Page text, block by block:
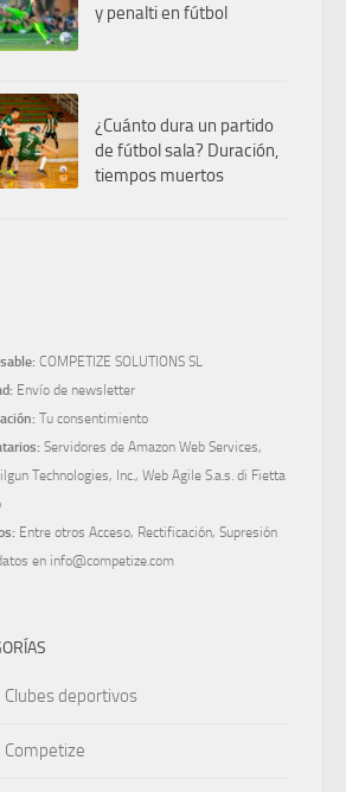
y penalti en fútbol
¿Cuánto dura un partido
de fútbol sala? Duración,
tiempos muertos
COMPETIZE SOLUTIONS SL
Envío de newsletter
Tu consentimiento
Servidores de Amazon Web Services,
Technologies, Inc., Web Agile S.a.s. di Fietta
Entre otros Acceso, Rectificación, Supresión
en info@competize.com
Clubes deportivos
Competize